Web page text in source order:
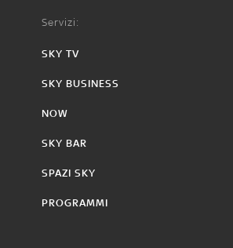
Servizi:
SKY TV
SKY BUSINESS
NOW
SKY BAR
SPAZI SKY
PROGRAMMI